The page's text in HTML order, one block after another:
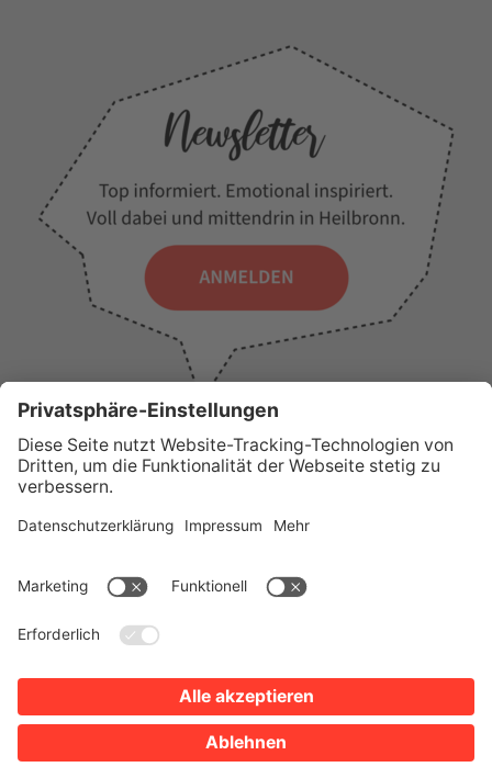
WICHTIGE LINKS
PresseWir über unsTourist-Information
Erklärung zur Barrierefreiheit
Impressum